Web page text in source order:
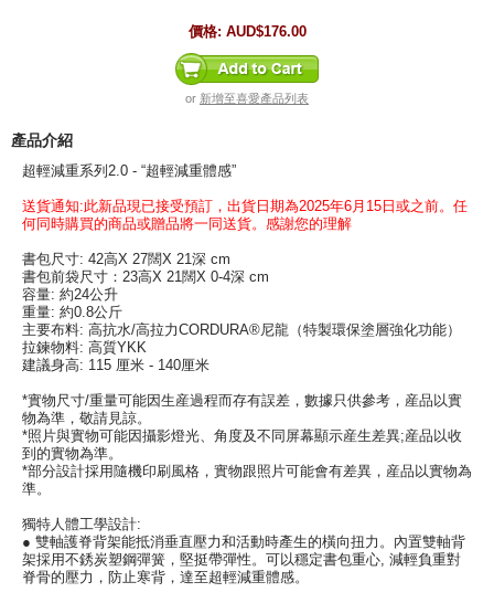
價格: AUD$176.00
or 新增至喜愛產品列表
產品介紹
超輕減重系列2.0 - “超輕減重體感”
送貨通知:此新品現已接受預訂，出貨日期為2025年6月15日或之前。任
何同時購買的商品或贈品將一同送貨。感謝您的理解
書包尺寸: 42高X 27闊X 21深 cm
書包前袋尺寸：23高X 21闊X 0-4深 cm
容量: 約24公升
重量: 約0.8公斤
主要布料: 高抗水/高拉力CORDURA®尼龍（特製環保塗層強化功能）
拉鍊物料: 高質YKK
建議身高: 115 厘米 - 140厘米
*實物尺寸/重量可能因生産過程而存有誤差，數據只供參考，産品以實
物為準，敬請見諒。
*照片與實物可能因攝影燈光、角度及不同屏幕顯示産生差異;産品以收
到的實物為準。
*部分設計採用隨機印刷風格，實物跟照片可能會有差異，産品以實物為
準。
獨特人體工學設計:
● 雙軸護脊背架能抵消垂直壓力和活動時產生的橫向扭力。內置雙軸背
架採用不銹炭塑鋼彈簧，堅挺帶彈性。可以穩定書包重心, 減輕負重對
脊骨的壓力，防止寒背，達至超輕減重體感。